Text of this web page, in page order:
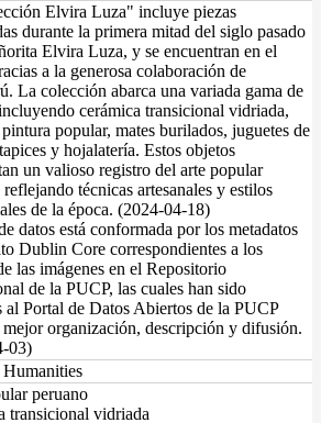
Elvira Luza" incluye piezas
durante la primera mitad del siglo pasado
Elvira Luza, y se encuentran en el
a la generosa colaboración de
La colección abarca una variada gama de
cerámica transicional vidriada,
popular, mates burilados, juguetes de
y hojalatería. Estos objetos
un valioso registro del arte popular
técnicas artesanales y estilos
de la época. (2024-04-18)
datos está conformada por los metadatos
Dublin Core correspondientes a los
las imágenes en el Repositorio
de la PUCP, las cuales han sido
al Portal de Datos Abiertos de la PUCP
mejor organización, descripción y difusión.
03)
peruano
transicional vidriada